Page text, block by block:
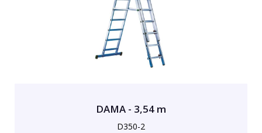
DAMA - 3,54 m
D350-2